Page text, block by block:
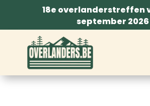
18e overlanderstreffen
september 2026